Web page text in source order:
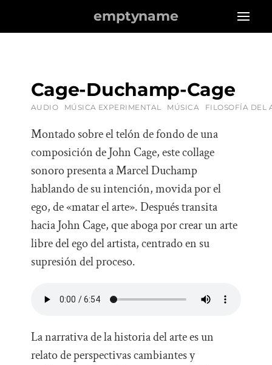
emptyname
Cage-Duchamp-Cage
AUDIO MÚSICA EXPERIMENTAL MÚSICA FILOSOFÍA DEL
Montado sobre el telón de fondo de una
composición de John Cage, este collage
sonoro presenta a Marcel Duchamp
hablando de su intención, movida por el
ego, de «matar el arte». Después transita
hacia John Cage, que aboga por crear un arte
libre del ego del artista, centrado en su
supresión del proceso.
La narrativa de la historia del arte es un
relato de perspectivas cambiantes y